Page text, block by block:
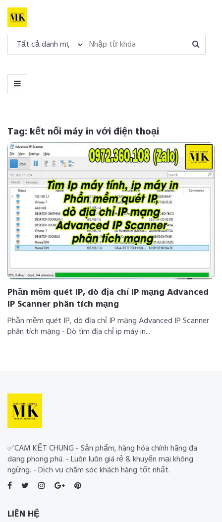
DANH
MỤC
MENU
Tag: kết nối máy in với điện thoại
Phần mềm quét IP, dò địa chỉ IP mạng Advanced
IP Scanner phân tích mạng
Phần mềm quét IP, dò địa chỉ IP mạng Advanced IP Scanner
phân tích mạng - Dò tìm địa chỉ ip máy in...
✅CAM KẾT CHUNG - Sản phẩm, hàng hóa chính hãng đa
dạng phong phú. - Luôn luôn giá rẻ & khuyến mại không
ngừng. - Dịch vụ chăm sóc khách hàng tốt nhất.
LIÊN HỆ